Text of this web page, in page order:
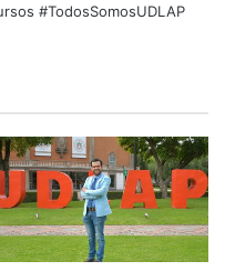
#TodosSomosUDLAP